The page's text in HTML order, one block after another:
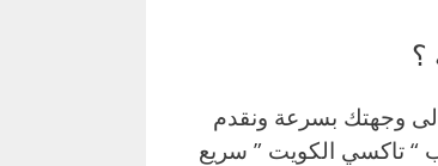
وجهتك بسرعة ونقدم
“ تاكسي الكويت ” سريع